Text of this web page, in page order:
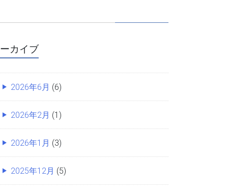
カイブ
2026年6月 (6)
2026年2月 (1)
2026年1月 (3)
2025年12月 (5)